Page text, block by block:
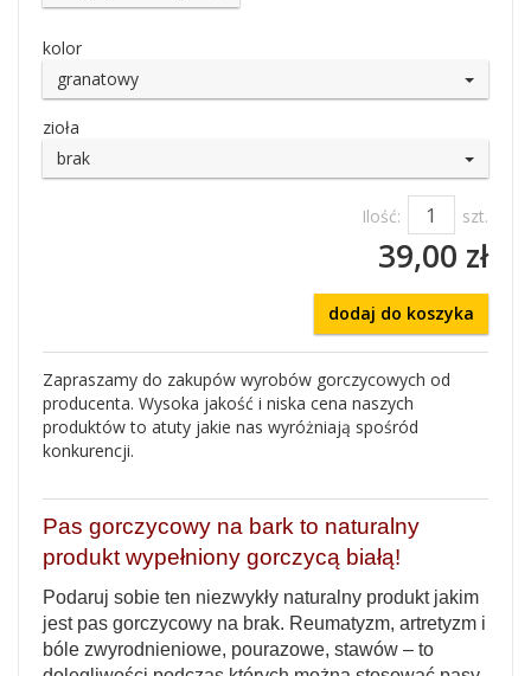
kolor
granatowy
zioła
brak
Ilość: szt.
39,00 zł
dodaj do koszyka
Zapraszamy do zakupów wyrobów gorczycowych od
producenta. Wysoka jakość i niska cena naszych
produktów to atuty jakie nas wyróżniają spośród
konkurencji.
Pas gorczycowy na bark to naturalny
produkt wypełniony gorczycą białą!
Podaruj sobie ten niezwykły naturalny produkt jakim
jest pas gorczycowy na brak. Reumatyzm, artretyzm i
bóle zwyrodnieniowe, pourazowe, stawów – to